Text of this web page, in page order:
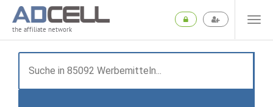
the affiliate network